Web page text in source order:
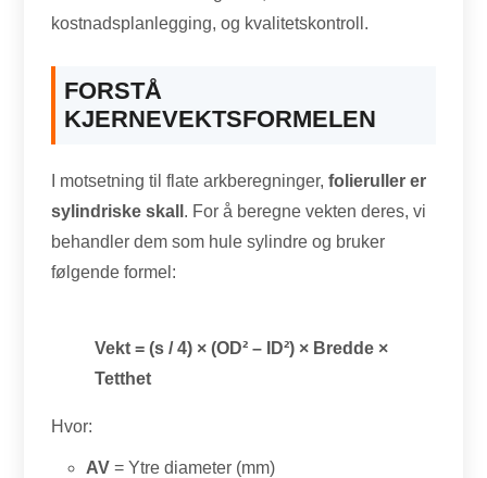
kostnadsplanlegging, og kvalitetskontroll.
FORSTÅ
KJERNEVEKTSFORMELEN
I motsetning til flate arkberegninger,folieruller er
sylindriske skall . For å beregne vekten deres, vi
behandler dem som hule sylindre og bruker
følgende formel:
Vekt = (s / 4) × (OD² – ID²) × Bredde ×
Tetthet
Hvor:
AV = Ytre diameter (mm)